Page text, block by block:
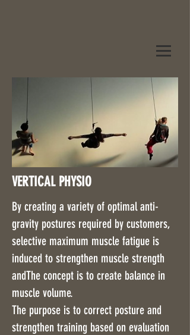
VERTICAL PHYSIO
By creating a variety of optimal anti-
gravity postures required by customers,
selective maximum muscle fatigue is
induced to strengthen muscle strength
andThe concept is to create balance in
muscle volume.
The purpose is to correct posture and
strengthen training based on evaluation